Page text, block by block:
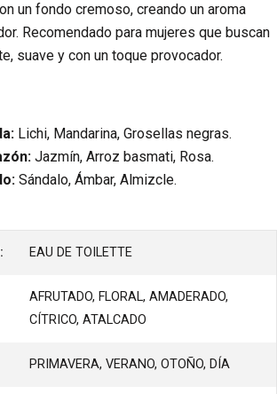
un fondo cremoso, creando un aroma
Recomendado para mujeres que buscan
suave y con un toque provocador.
Lichi, Mandarina, Grosellas negras.
Jazmín, Arroz basmati, Rosa.
Sándalo, Ámbar, Almizcle.
EAU DE TOILETTE
AFRUTADO, FLORAL, AMADERADO,
CÍTRICO, ATALCADO
PRIMAVERA, VERANO, OTOÑO, DÍA